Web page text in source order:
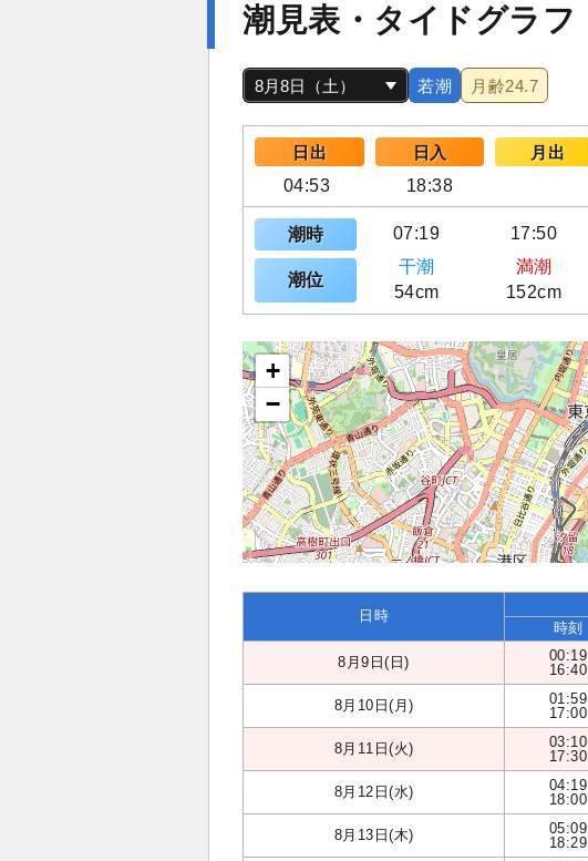
潮見表・タイドグラフ
若潮 月齢24.7
日出 日入 月出
04:53
18:38
潮時 07:19 17:50
潮位
干潮 満潮
54cm
152cm
+
−
日時
時刻
8月9日(日)
00:19
16:40
8月10日(月)
01:59
17:00
8月11日(火)
03:10
17:30
8月12日(水)
04:19
18:00
8月13日(木)
05:09
18:29